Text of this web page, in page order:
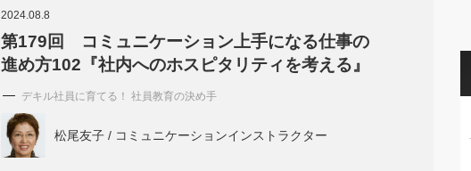
2024.08.8
第179回 コミュニケーション上手になる仕事の
進め方102『社内へのホスピタリティを考える』
デキル社員に育てる！ 社員教育の決め手
松尾友子 / コミュニケーションインストラクター